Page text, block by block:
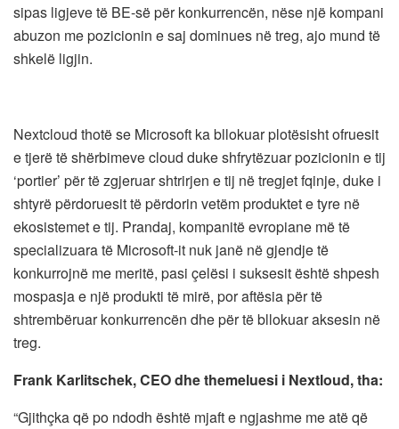
sipas ligjeve të BE-së për konkurrencën, nëse një kompani
abuzon me pozicionin e saj dominues në treg, ajo mund të
shkelë ligjin.
Nextcloud thotë se Microsoft ka bllokuar plotësisht ofruesit
e tjerë të shërbimeve cloud duke shfrytëzuar pozicionin e tij
‘portier’ për të zgjeruar shtrirjen e tij në tregjet fqinje, duke i
shtyrë përdoruesit të përdorin vetëm produktet e tyre në
ekosistemet e tij. Prandaj, kompanitë evropiane më të
specializuara të Microsoft-it nuk janë në gjendje të
konkurrojnë me meritë, pasi çelësi i suksesit është shpesh
mospasja e një produkti të mirë, por aftësia për të
shtrembëruar konkurrencën dhe për të bllokuar aksesin në
treg.
Frank Karlitschek, CEO dhe themeluesi i Nextloud, tha:
“Gjithçka që po ndodh është mjaft e ngjashme me atë që